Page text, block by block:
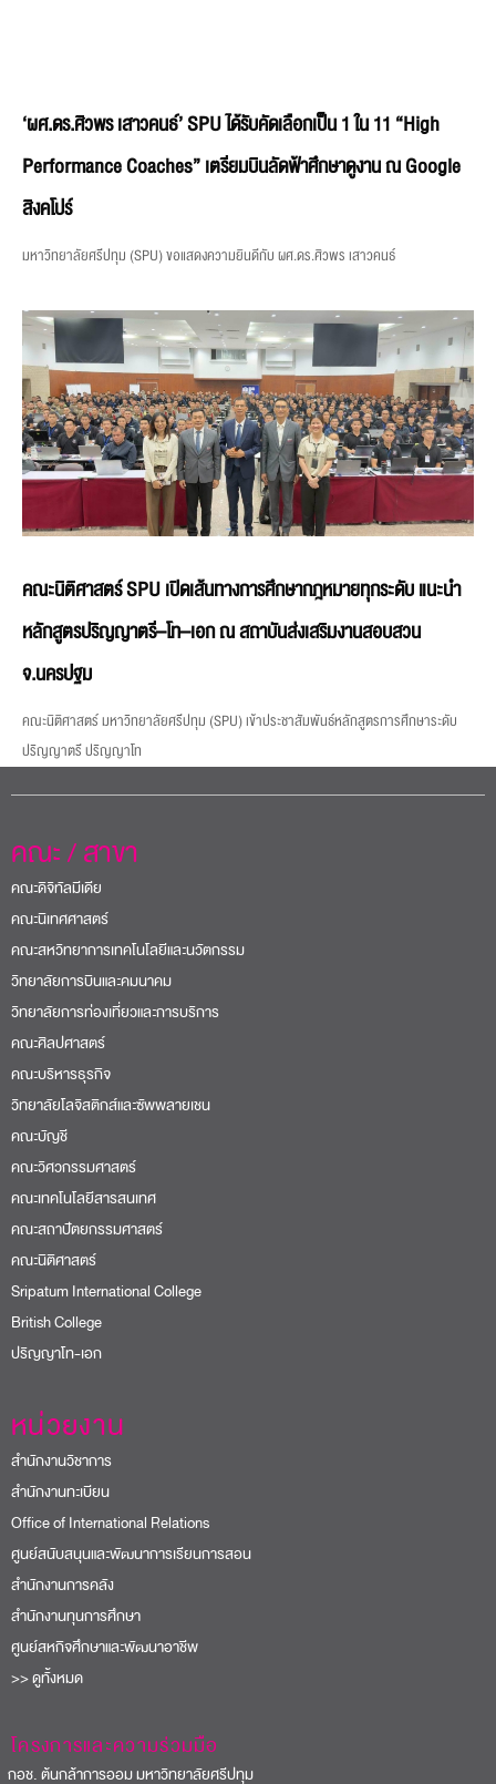
‘ผศ.ดร.ศิวพร เสาวคนธ์’ SPU ได้รับคัดเลือกเป็น 1 ใน 11 “High
Performance Coaches” เตรียมบินลัดฟ้าศึกษาดูงาน ณ Google
สิงคโปร์
มหาวิทยาลัยศรีปทุม (SPU) ขอแสดงความยินดีกับ ผศ.ดร.ศิวพร เสาวคนธ์
คณะนิติศาสตร์ SPU เปิดเส้นทางการศึกษากฎหมายทุกระดับ แนะนำ
หลักสูตรปริญญาตรี–โท–เอก ณ สถาบันส่งเสริมงานสอบสวน
จ.นครปฐม
คณะนิติศาสตร์ มหาวิทยาลัยศรีปทุม (SPU) เข้าประชาสัมพันธ์หลักสูตรการศึกษาระดับ
ปริญญาตรี ปริญญาโท
คณะ / สาขา
คณะดิจิทัลมีเดีย
คณะนิเทศศาสตร์
คณะสหวิทยาการเทคโนโลยีและนวัตกรรม
วิทยาลัยการบินและคมนาคม
วิทยาลัยการท่องเที่ยวและการบริการ
คณะศิลปศาสตร์
คณะบริหารธุรกิจ
วิทยาลัยโลจิสติกส์และซัพพลายเชน
คณะบัญชี
คณะวิศวกรรมศาสตร์
คณะเทคโนโลยีสารสนเทศ
คณะสถาปัตยกรรมศาสตร์
คณะนิติศาสตร์
Sripatum International College
British College
ปริญญาโท-เอก
หน่วยงาน
สำนักงานวิชาการ
สำนักงานทะเบียน
Office of International Relations
ศูนย์สนับสนุนและพัฒนาการเรียนการสอน
สำนักงานการคลัง
สำนักงานทุนการศึกษา
ศูนย์สหกิจศึกษาและพัฒนาอาชีพ
>> ดูทั้งหมด
โครงการและความร่วมมือ
ช. ต้นกล้าการออม มหาวิทยาลัยศรีปทุม